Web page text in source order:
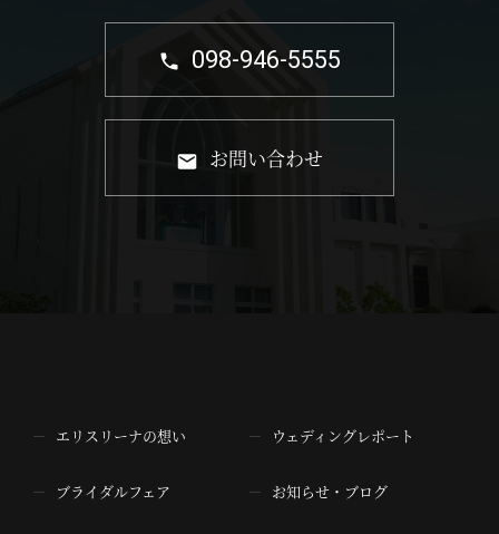
098-946-5555
お問い合わせ
エリスリーナの想い
ブライダルフェア
ウェディングレポート
お知らせ・ブログ